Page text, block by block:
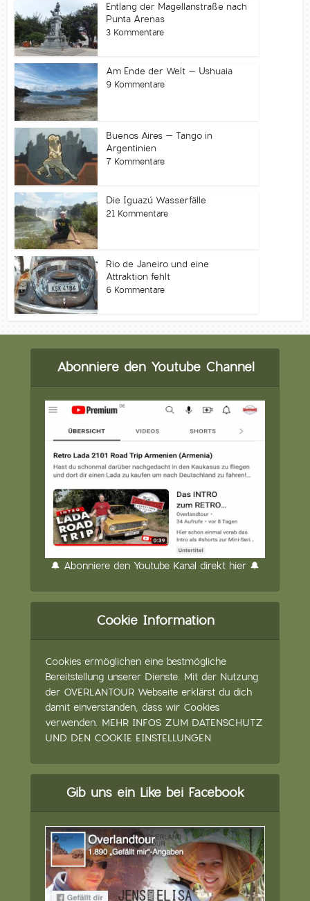
Entlang der Magellanstraße nach
Punta Arenas
3 Kommentare
Am Ende der Welt – Ushuaia
9 Kommentare
Buenos Aires – Tango in
Argentinien
7 Kommentare
Die Iguazú Wasserfälle
21 Kommentare
Rio de Janeiro und eine
Attraktion fehlt
6 Kommentare
Abonniere den Youtube Channel
🔔 Abonniere den Youtube Kanal direkt hier 🔔
Cookie Information
Cookies ermöglichen eine bestmögliche
Bereitstellung unserer Dienste. Mit der Nutzung
der OVERLANTOUR Webseite erklärst du dich
damit einverstanden, dass wir Cookies
verwenden. MEHR INFOS ZUM DATENSCHUTZ
UND DEN COOKIE EINSTELLUNGEN
Gib uns ein Like bei Facebook